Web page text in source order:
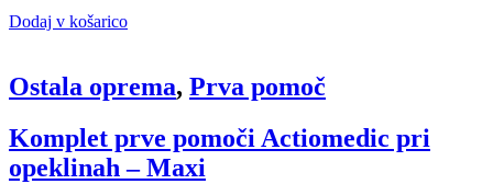
Dodaj v košarico
Ostala oprema, Prva pomoč
Komplet prve pomoči Actiomedic pri
opeklinah – Maxi